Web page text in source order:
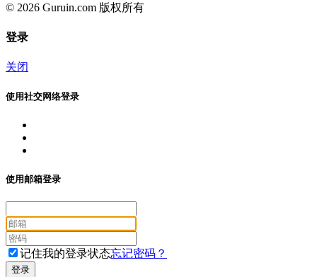
© 2026 Guruin.com 版权所有
登录
关闭
使用社交网络登录
使用邮箱登录
记住我的登录状态忘记密码？